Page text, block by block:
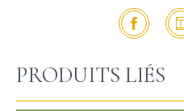
PRODUITS LIÉS